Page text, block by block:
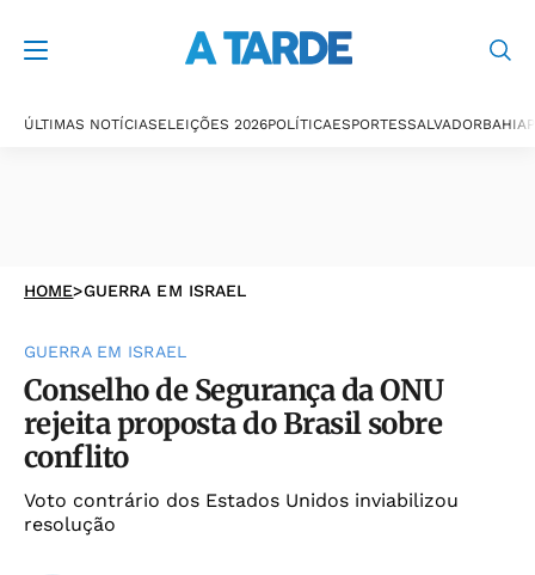
ÚLTIMAS NOTÍCIASELEIÇÕES 2026POLÍTICAESPORTESSALVADORBAHIA
HOME>GUERRA EM ISRAEL
GUERRA EM ISRAEL
Conselho de Segurança da ONU
rejeita proposta do Brasil sobre
conflito
Voto contrário dos Estados Unidos inviabilizou
resolução